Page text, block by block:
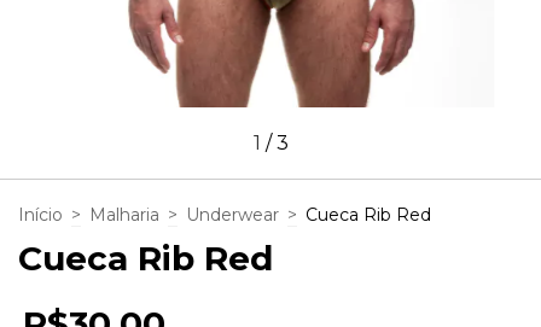
1 /3
Início > Malharia > Underwear > Cueca Rib Red
Cueca Rib Red